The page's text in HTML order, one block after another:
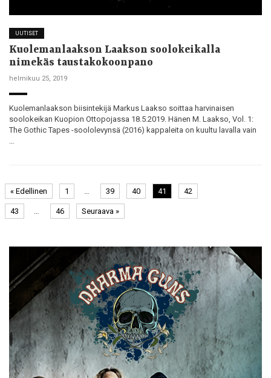
UUTISET
Kuolemanlaakson Laakson soolokeikalla
nimekäs taustakokoonpano
helmikuu 25, 2019
Kuolemanlaakson biisintekijä Markus Laakso soittaa harvinaisen
soolokeikan Kuopion Ottopojassa 18.5.2019. Hänen M. Laakso, Vol. 1:
The Gothic Tapes -soololevynsä (2016) kappaleita on kuultu lavalla vain
…
« Edellinen 1 … 39 40 41 42
43 46 Seuraava »